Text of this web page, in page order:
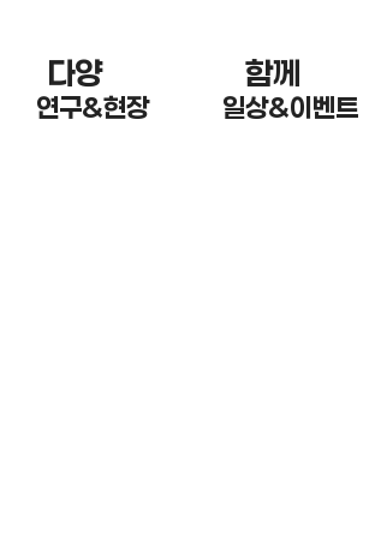
다양 한
연구&현장
함께 한
일상&이벤트